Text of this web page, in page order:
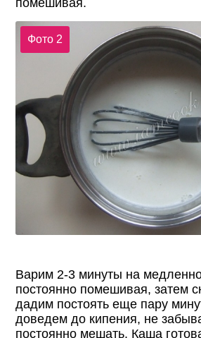
помешивая.
Фото 2
Варим 2-3 минуты на
постоянно помешивая, затем
дадим постоять еще пару
доведем до кипения, не
постоянно мешать. Каша